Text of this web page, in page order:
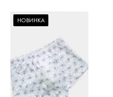
НОВИНКА